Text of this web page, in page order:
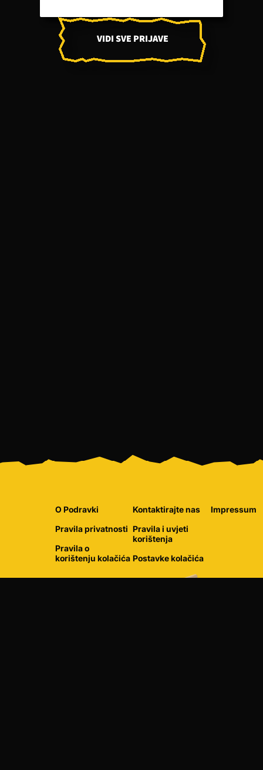
VIDI SVE PRIJAVE
O Podravki
Pravila privatnosti
Pravila o
korištenju kolačića
Kontaktirajte nas
Pravila i uvjeti
korištenja
Postavke kolačića
Impressum